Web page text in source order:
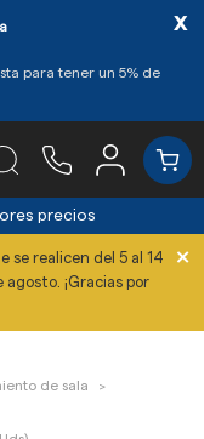
para tener un 5% de
x
precios
se realicen del 5 al 14
¡Gracias por
×
de sala